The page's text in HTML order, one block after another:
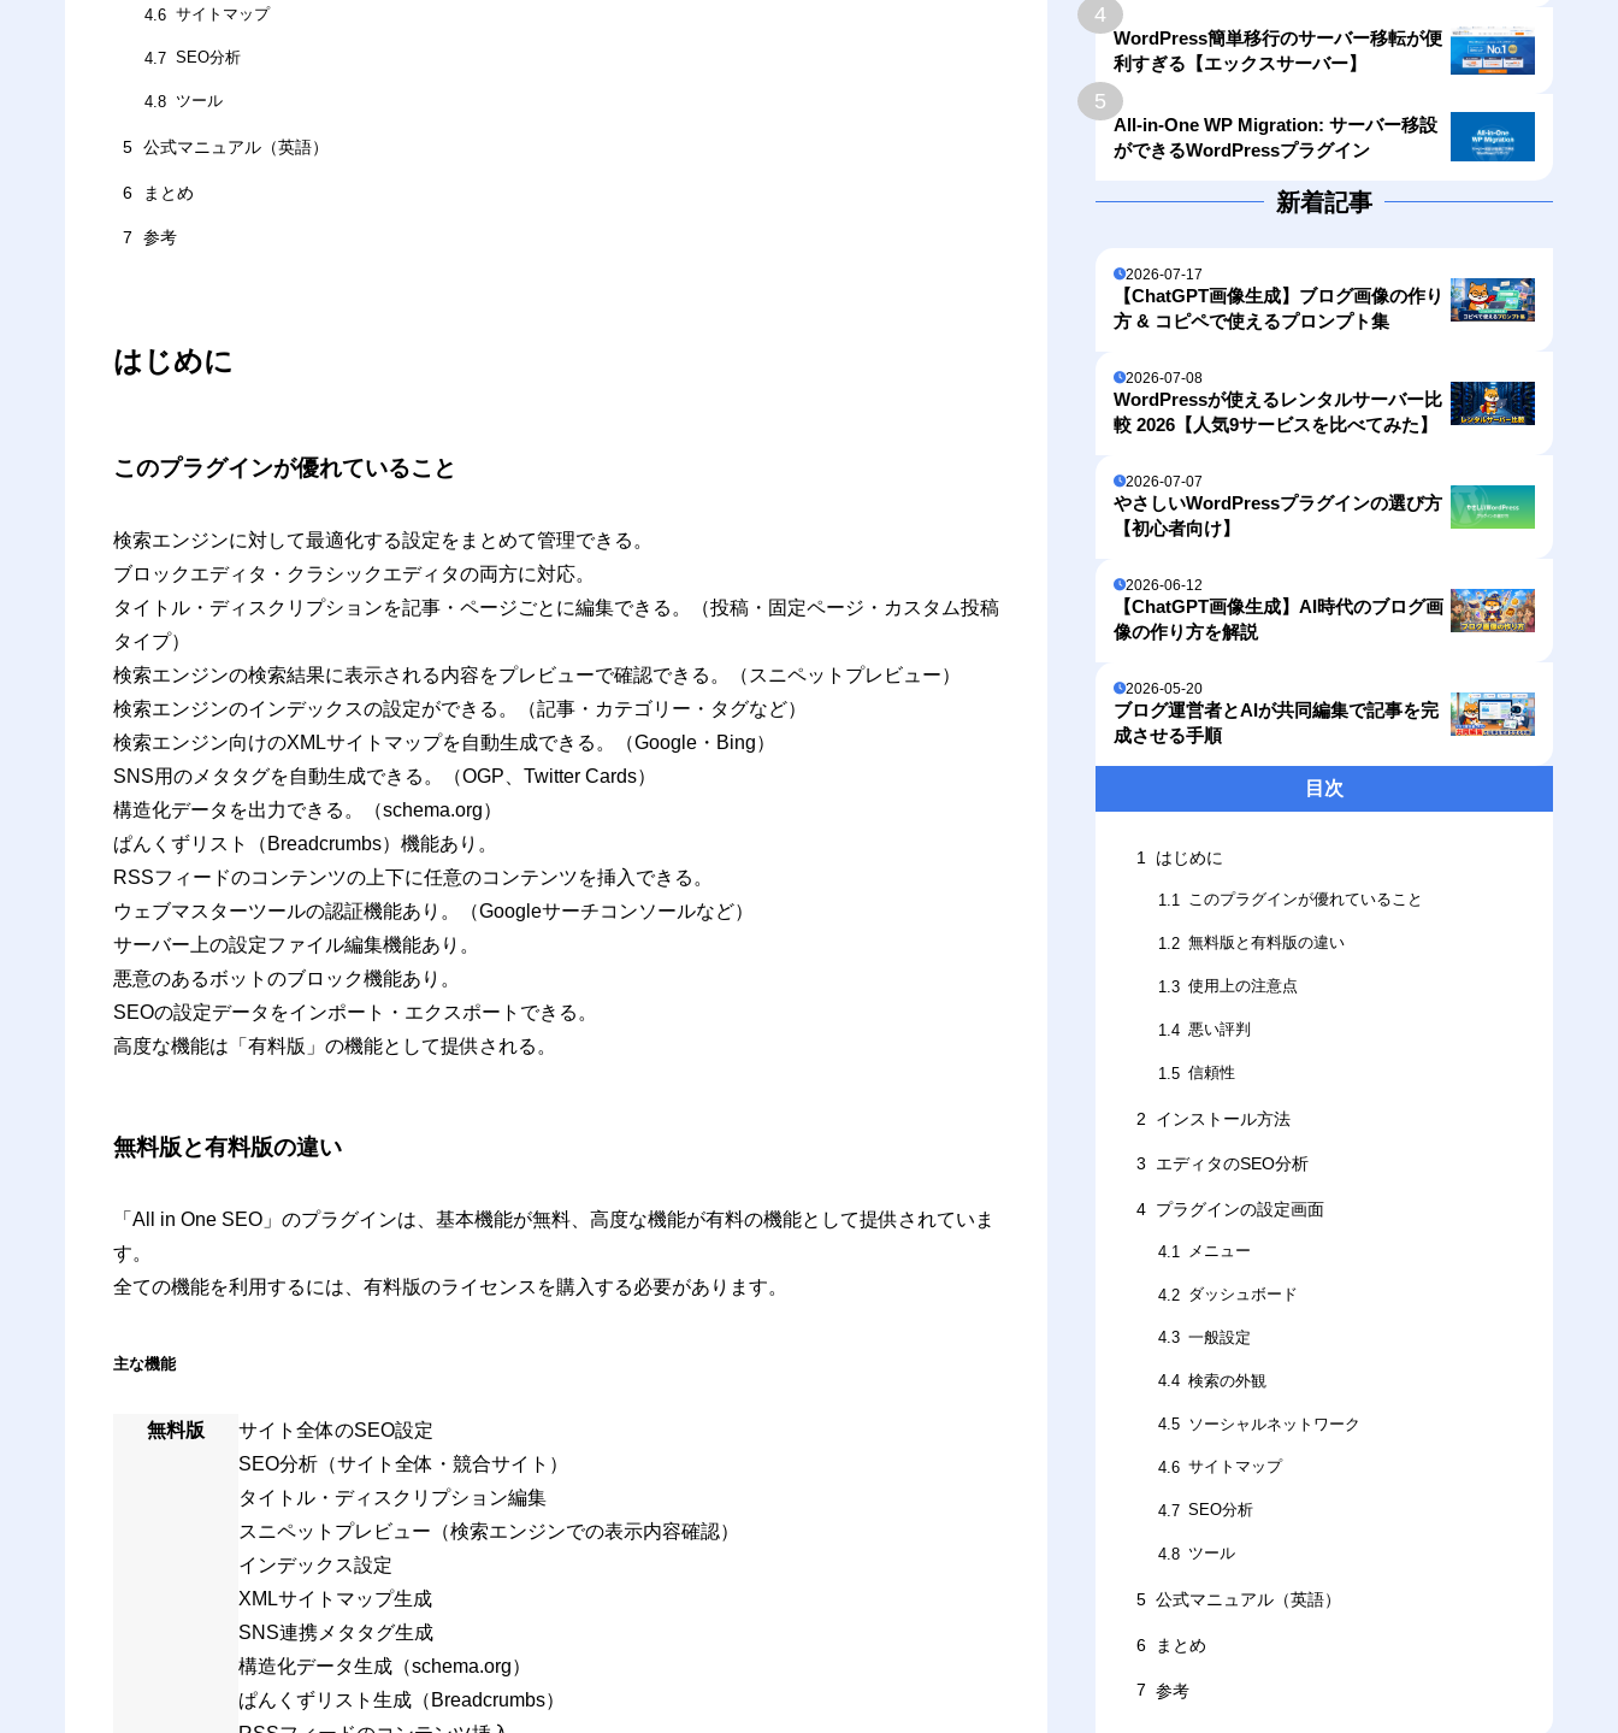
4.6 サイトマップ
4.7 SEO分析
4.8 ツール
5 公式マニュアル（英語）
6 まとめ
7 参考
はじめに
このプラグインが優れていること
検索エンジンに対して最適化する設定をまとめて管理できる。
ブロックエディタ・クラシックエディタの両方に対応。
タイトル・ディスクリプションを記事・ページごとに編集できる。
（投稿・固定ページ・カスタム投稿
タイプ）
検索エンジンの検索結果に表示される内容をプレビューで確認できる。（スニペットプレビュー）
検索エンジンのインデックスの設定ができる。（記事・カテゴリー・タグなど）
検索エンジン向けのXMLサイトマップを自動生成できる。（Google・Bing）
SNS用のメタタグを自動生成できる。（OGP、Twitter Cards）
構造化データを出力できる。（schema.org）
ぱんくずリスト（Breadcrumbs）機能あり。
RSSフィードのコンテンツの上下に任意のコンテンツを挿入できる。
ウェブマスターツールの認証機能あり。
（Googleサーチコンソールなど）
サーバー上の設定ファイル編集機能あり。
悪意のあるボットのブロック機能あり。
SEOの設定データをインポート・エクスポートできる。
高度な機能は「有料版」の機能として提供される。
無料版と有料版の違い
「All in One SEO」のプラグインは、基本機能が無料、高度な機能が有料の機能として提供されていま
す。
全ての機能を利用するには、有料版のライセンスを購入する必要があります。
主な機能
無料版
サイト全体のSEO設定
SEO分析（サイト全体・競合サイト）
タイトル・ディスクリプション編集
スニペットプレビュー （検索エンジンでの表示内容確認）
インデックス設定
XMLサイトマップ生成
SNS連携メタタグ生成
構造化データ生成（schema.org）
ぱんくずリスト生成（Breadcrumbs）
4
WordPress簡単移行のサーバー移転が便
利すぎる【エックスサーバー】
5
All-in-One WP Migration: サーバー移設
ができるWordPressプラグイン
新着記事
2026-07-17
【ChatGPT画像生成】ブログ画像の作り
方 & コピペで使えるプロンプト集
2026-07-08
WordPressが使えるレンタルサーバー比
較 2026【人気9サービスを比べてみた】
2026-07-07
やさしいWordPressプラグインの選び方
【初心者向け】
2026-06-12
【ChatGPT画像生成】AI時代のブログ画
像の作り方を解説
2026-05-20
ブログ運営者とAIが共同編集で記事を完
成させる手順
目次
1 はじめに
1.1 このプラグインが優れていること
1.2 無料版と有料版の違い
1.3 使用上の注意点
1.4 悪い評判
1.5 信頼性
2 インストール方法
3 エディタのSEO分析
4 プラグインの設定画面
4.1 メニュー
4.2 ダッシュボード
4.3 一般設定
4.4 検索の外観
4.5 ソーシャルネットワーク
4.6 サイトマップ
4.7 SEO分析
4.8 ツール
5 公式マニュアル（英語）
6 まとめ
7 参考